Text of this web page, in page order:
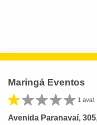
Maringá Eventos
1 aval.
Avenida Paranavaí,